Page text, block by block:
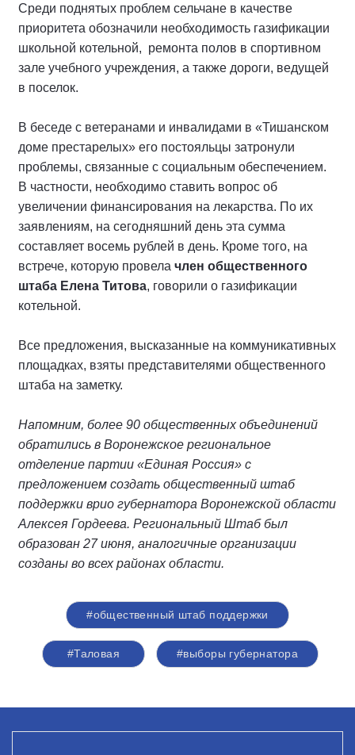
Среди поднятых проблем сельчане в качестве
приоритета обозначили необходимость газификации
школьной котельной, ремонта полов в спортивном
зале учебного учреждения, а также дороги, ведущей
в поселок.
В беседе с ветеранами и инвалидами в «Тишанском
доме престарелых» его постояльцы затронули
проблемы, связанные с социальным обеспечением.
В частности, необходимо ставить вопрос об
увеличении финансирования на лекарства. По их
заявлениям, на сегодняшний день эта сумма
составляет восемь рублей в день. Кроме того, на
встрече, которую провела член общественного
штаба Елена Титова, говорили о газификации
котельной.
Все предложения, высказанные на коммуникативных
площадках, взяты представителями общественного
штаба на заметку.
Напомним, более 90 общественных объединений
обратились в Воронежское региональное
отделение партии «Единая Россия» с
предложением создать общественный штаб
поддержки врио губернатора Воронежской области
Алексея Гордеева. Региональный Штаб был
образован 27 июня, аналогичные организации
созданы во всех районах области.
#общественный штаб поддержки
#Таловая #выборы губернатора